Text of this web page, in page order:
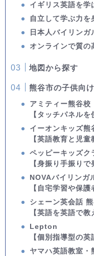
イギリス英語を学
自立して学ぶ力を
日本人バイリンガ
オンラインで質の
地図から探す
熊谷市の子供向
アミティー熊谷校
【タッチパネル
イーオンキッズ熊
【英語教育と児童
ペッピーキッズク
【身振り手振り
NOVAバイリンガ
【自宅学習や保護
シェーン英会話
【英語を英語で教
Lepton
【個別指導型の英
ヤマハ英語教室・